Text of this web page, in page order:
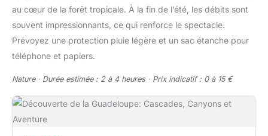
au cœur de la forêt tropicale. À la fin de l’été, les débits sont
souvent impressionnants, ce qui renforce le spectacle.
Prévoyez une protection pluie légère et un sac étanche pour
téléphone et papiers.
Nature · Durée estimée : 2 à 4 heures · Prix indicatif : 0 à 15 €